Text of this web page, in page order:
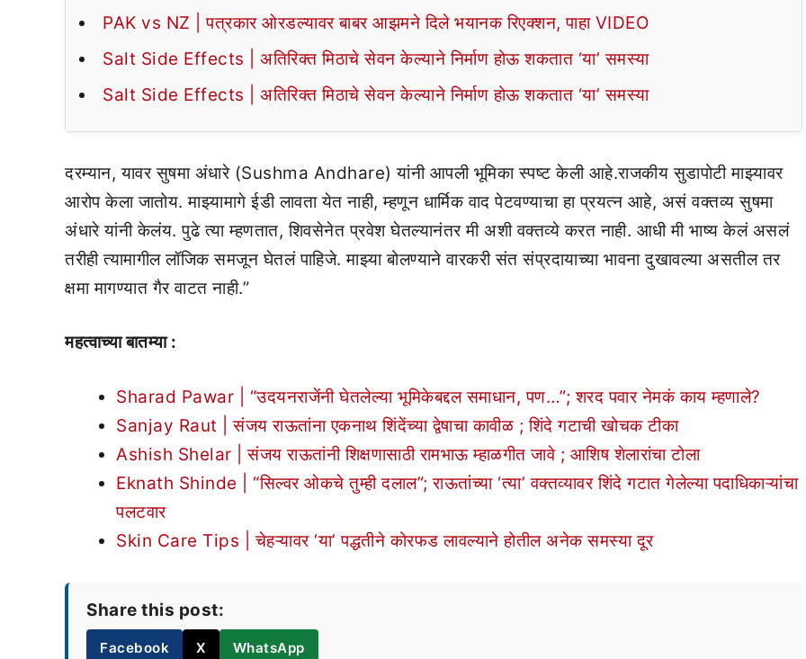
PAK vs NZ | पत्रकार ओरडल्यावर बाबर आझमने दिले भयानक रिएक्शन, पाहा VIDEO
Salt Side Effects | अतिरिक्त मिठाचे सेवन केल्याने निर्माण होऊ शकतात ‘या’ समस्या
Salt Side Effects | अतिरिक्त मिठाचे सेवन केल्याने निर्माण होऊ शकतात ‘या’ समस्या
दरम्यान, यावर सुषमा अंधारे (Sushma Andhare) यांनी आपली भूमिका स्पष्ट केली आहे.राजकीय सुडापोटी माझ्यावर
आरोप केला जातोय. माझ्यामागे ईडी लावता येत नाही, म्हणून धार्मिक वाद पेटवण्याचा हा प्रयत्न आहे, असं वक्तव्य सुषमा
अंधारे यांनी केलंय. पुढे त्या म्हणतात, शिवसेनेत प्रवेश घेतल्यानंतर मी अशी वक्तव्ये करत नाही. आधी मी भाष्य केलं असलं
तरीही त्यामागील लॉजिक समजून घेतलं पाहिजे. माझ्या बोलण्याने वारकरी संत संप्रदायाच्या भावना दुखावल्या असतील तर
क्षमा मागण्यात गैर वाटत नाही.”
महत्वाच्या बातम्या :
Sharad Pawar | “उदयनराजेंनी घेतलेल्या भूमिकेबद्दल समाधान, पण…”; शरद पवार नेमकं काय म्हणाले?
Sanjay Raut | संजय राऊतांना एकनाथ शिंदेंच्या द्वेषाचा कावीळ ; शिंदे गटाची खोचक टीका
Ashish Shelar | संजय राऊतांनी शिक्षणासाठी रामभाऊ म्हाळगीत जावे ; आशिष शेलारांचा टोला
Eknath Shinde | “सिल्वर ओकचे तुम्ही दलाल”; राऊतांच्या ‘त्या’ वक्तव्यावर शिंदे गटात गेलेल्या पदाधिकाऱ्यांचा
पलटवार
Skin Care Tips | चेहऱ्यावर ‘या’ पद्धतीने कोरफड लावल्याने होतील अनेक समस्या दूर
Share this post:
Facebook X WhatsApp